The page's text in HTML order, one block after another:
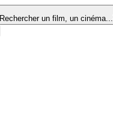
Rechercher un film, un cinéma...